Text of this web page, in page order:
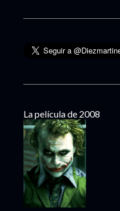
La película de 2008